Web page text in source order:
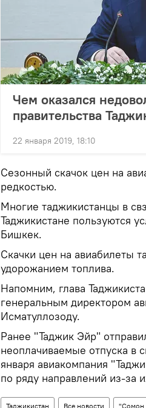
Чем оказался
правительства
22 января 2019, 18:10
Сезонный скачок цен на
редкостью.
Многие таджикистанцы в
Таджикистане пользуются
Бишкек.
Скачки цен на авиабилеты
удорожанием топлива.
Напомним, глава
генеральным директором
Исматуллозоду.
Ранее "Таджик Эйр"
неоплачиваемые отпуска в
января авиакомпания
по ряду направлений из-за
Таджикистан Все новости "Сомон